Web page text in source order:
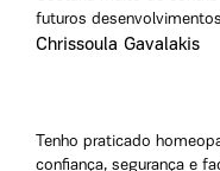
futuros
Chrissoula Gavalakis
Tenho praticado
confiança, segurança e